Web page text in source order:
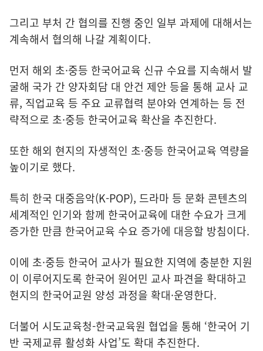
그리고 부처 간 협의를 진행 중인 일부 과제에 대해서는
계속해서 협의해 나갈 계획이다.
먼저 해외 초·중등 한국어교육 신규 수요를 지속해서 발
굴해 국가 간 양자회담 대 안건 제안 등을 통해 교사 교
류, 직업교육 등 주요 교류협력 분야와 연계하는 등 전
략적으로 초·중등 한국어교육 확산을 추진한다.
또한 해외 현지의 자생적인 초·중등 한국어교육 역량을
높이기로 했다.
특히 한국 대중음악(K-POP), 드라마 등 문화 콘텐츠의
세계적인 인기와 함께 한국어교육에 대한 수요가 크게
증가한 만큼 한국어교육 수요 증가에 대응할 방침이다.
이에 초·중등 한국어 교사가 필요한 지역에 충분한 지원
이 이루어지도록 한국어 원어민 교사 파견을 확대하고
현지의 한국어교원 양성 과정을 확대·운영한다.
더불어 시도교육청-한국교육원 협업을 통해 ‘한국어 기
반 국제교류 활성화 사업’도 확대 추진한다.